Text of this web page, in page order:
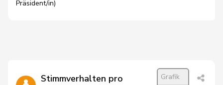
Präsident/in)
Stimmverhalten pro
Grafik